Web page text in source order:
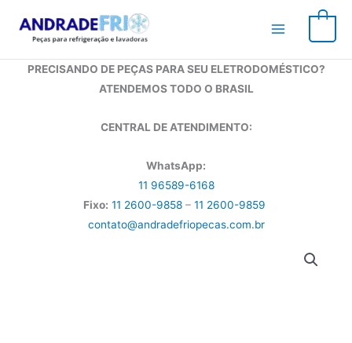
para
conteúdo
PRECISANDO DE PEÇAS PARA SEU ELETRODOMÉSTICO?
ATENDEMOS TODO O BRASIL
CENTRAL DE ATENDIMENTO:
WhatsApp:
11 96589-6168
Fixo: 11 2600-9858 – 11 2600-9859
contato@andradefriopecas.com.br